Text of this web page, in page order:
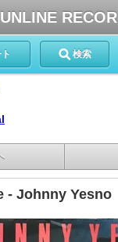
検索
- Johnny Yesno